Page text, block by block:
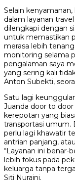
Selain
dalam layanan
dilengkapi dengan
untuk memastikan
merasa lebih
monitoring selama
pengalaman saya
yang sering kali
Anton Subekti,
Satu lagi
Juanda door to
kerepotan yang
transportasi umum.
perlu lagi khawatir
antrian panjang,
“Layanan ini benar-
lebih fokus pada
keluarga tanpa
Siti Nuraini.